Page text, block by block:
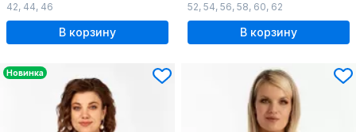
42, 44, 46
В корзину
52, 54, 56, 58, 60, 62
В корзину
Новинка